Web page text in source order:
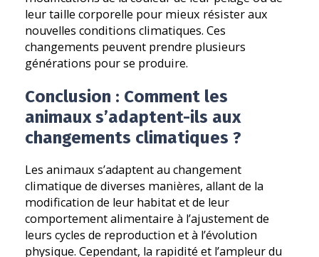
leur taille corporelle pour mieux résister aux
nouvelles conditions climatiques. Ces
changements peuvent prendre plusieurs
générations pour se produire.
Conclusion : Comment les
animaux s’adaptent-ils aux
changements climatiques ?
Les animaux s’adaptent au changement
climatique de diverses manières, allant de la
modification de leur habitat et de leur
comportement alimentaire à l’ajustement de
leurs cycles de reproduction et à l’évolution
physique. Cependant, la rapidité et l’ampleur du